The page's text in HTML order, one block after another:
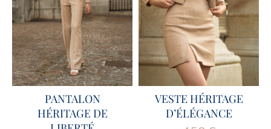
PANTALON
HÉRITAGE DE
VESTE HÉRITAGE
D’ÉLÉGANCE